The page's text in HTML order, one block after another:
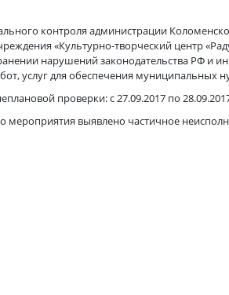
контроля администрации
«Культурно-творческий центр
нарушений законодательства РФ и
услуг для обеспечения муниципальных
проверки: с 27.09.2017 по
мероприятия выявлено частичное